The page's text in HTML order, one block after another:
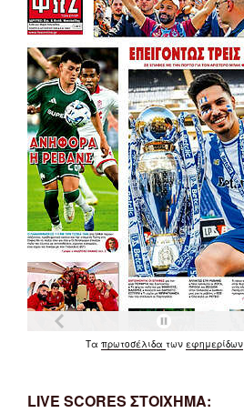
Τα πρωτοσέλιδα των εφημερίδων
LIVE SCORES ΣΤΟΙΧΗΜΑ: